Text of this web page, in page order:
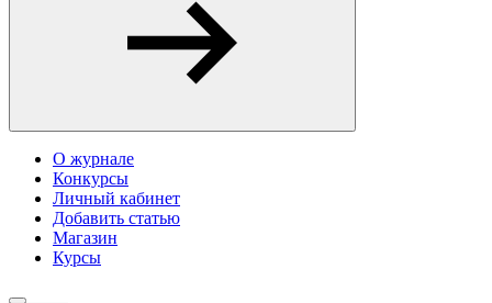
О журнале
Конкурсы
Личный кабинет
Добавить статью
Магазин
Курсы